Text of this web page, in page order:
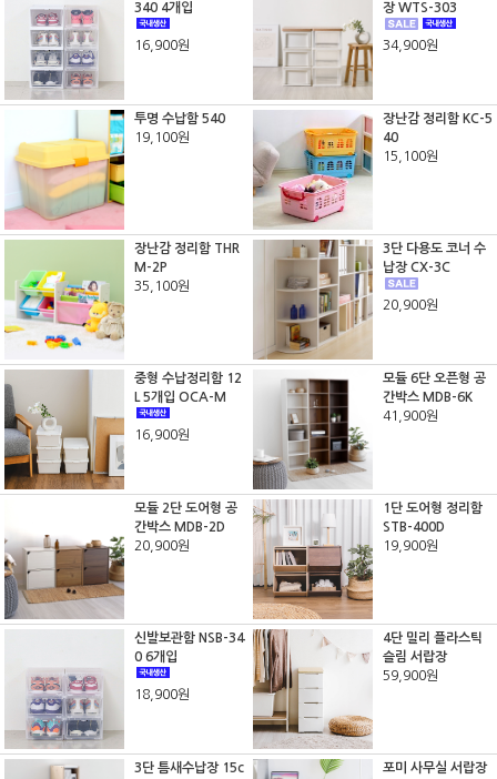
340 4개입
16,900원
장 WTS-303
34,900원
투명 수납함 540
19,100원
장난감 정리함 KC-5
40
15,100원
장난감 정리함 THR
M-2P
35,100원
3단 다용도 코너 수
납장 CX-3C
20,900원
중형 수납정리함 12
L 5개입 OCA-M
16,900원
모듈 6단 오픈형 공
간박스 MDB-6K
41,900원
모듈 2단 도어형 공
간박스 MDB-2D
20,900원
1단 도어형 정리함
STB-400D
19,900원
신발보관함 NSB-34
0 6개입
18,900원
4단 밀리 플라스틱
슬림 서랍장
59,900원
3단 틈새수납장 15c
포미 사무실 서랍장